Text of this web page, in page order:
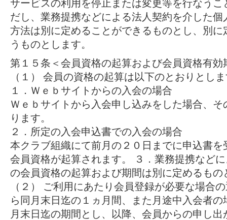
サービスの利用を停止または変更等を行なう
だし、業務提携などによる法人契約を介した
方法は別に定めることができるものとし、別
うものとします。
第１５条＜会員資格の起算および会員資格有効
（１） 会員の資格の起算は以下のとおりとし
１．Ｗｅｂサイトからの入会の場合
Ｗｅｂサイトから入会申し込みをした場合、
ります。
２．所定の入会申込書での入会の場合
本クラブ組織にて前月の２０日までに申込書
会員資格が起算されます。 ３．業務提携など
の会員資格の起算および期間は別に定めるもの
（２） ご利用にあたり会員登録が必要な場合
ら同月末日迄の１ヵ月間、また月途中入会者
月末日迄の期間とし、以降、会員からの申し